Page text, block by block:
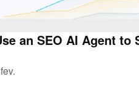
an SEO AI Agent to